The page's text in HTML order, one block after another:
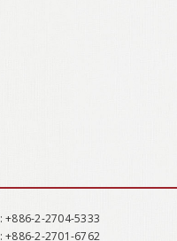
: +886-2-2704-5333
: +886-2-2701-6762